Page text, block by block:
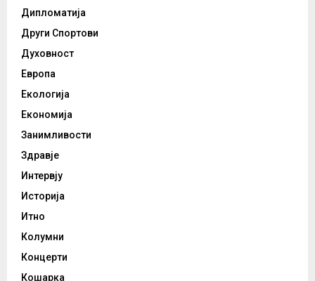
Дипломатија
Други Спортови
Духовност
Европа
Екологија
Економија
Занимливости
Здравје
Интервју
Историја
Итно
Колумни
Концерти
Кошарка